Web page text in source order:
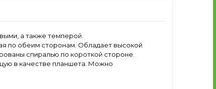
а также темперой.
по обеим сторонам. Обладает высокой
спиралью по короткой стороне.
в качестве планшета. Можно